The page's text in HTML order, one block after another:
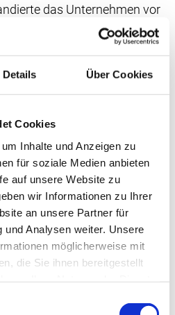
Details Über Cookies
Cookies
Inhalte und Anzeigen zu
für soziale Medien anbieten
auf unsere Website zu
wir Informationen zu Ihrer
an unsere Partner für
und Analysen weiter. Unsere
möglicherweise mit
die Sie ihnen bereitgestellt
das Unternehmen vor
nach Österreich. In den
seine Söhne Albin und
Fliesen.
Berendt, gemeinsam mit
sie BERNIT zusammen
drei Standorten in eine
steht auf zwei
mit Natursteinplatten
von
Waschtischen,
aus